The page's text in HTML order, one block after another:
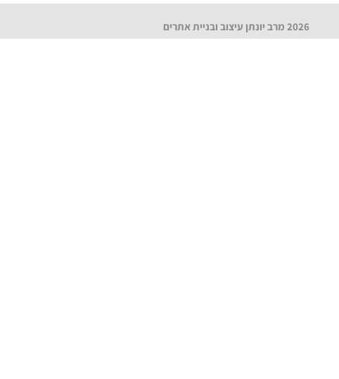
2026 מרב יונתן עיצוב ובניית אתרים